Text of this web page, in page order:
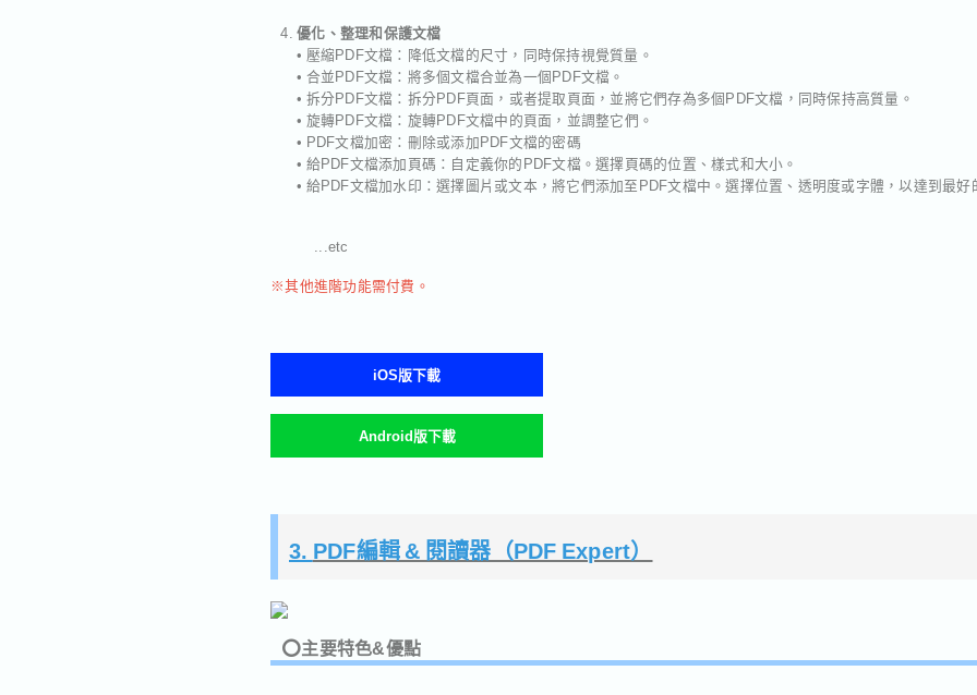
優化、整理和保護文檔
• 壓縮PDF文檔：降低文檔的尺寸，同時保持視覺質量。
• 合並PDF文檔：將多個文檔合並為一個PDF文檔。
• 拆分PDF文檔：拆分PDF頁面，或者提取頁面，並將它們存為多個PDF文檔，同時保持高質量。
• 旋轉PDF文檔：旋轉PDF文檔中的頁面，並調整它們。
• PDF文檔加密：刪除或添加PDF文檔的密碼
• 給PDF文檔添加頁碼：自定義你的PDF文檔。選擇頁碼的位置、樣式和大小。
• 給PDF文檔加水印：選擇圖片或文本，將它們添加至PDF文檔中。選擇位置、透明度或字體，以達到最好
...etc
※其他進階功能需付費。
iOS版下載
Android版下載
3. PDF編輯 & 閱讀器（PDF Expert）
⭕️主要特色&優點